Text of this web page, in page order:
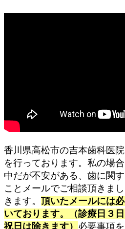
香川県高松市の吉本歯科医
を行っております。私の場
中だが不安がある、歯に関
ことメールでご相談頂きま
きます。 頂いたメールには
いております。
（診療日３
祝日は除きます） 必要事項